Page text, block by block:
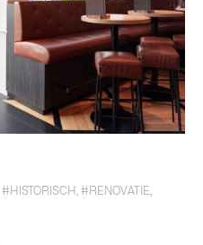
#HISTORISCH, #RENOVATIE,